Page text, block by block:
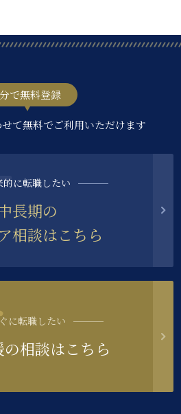
で無料登録
て無料でご利用いただけます
的に転職したい
長期の
相談はこちら
に転職したい
相談はこちら